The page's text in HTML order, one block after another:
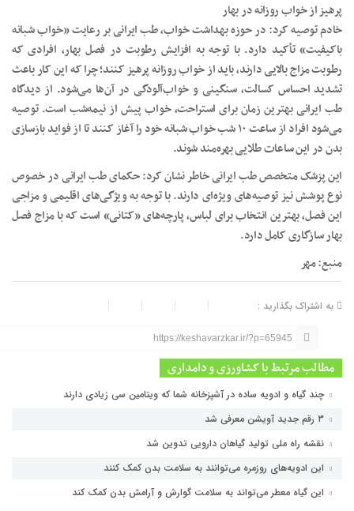
پرهیز از خواب روزانه در بهار
خادم توصیه کرد: در حوزه بهداشت خواب، طب ایرانی بر رعایت «خواب شبانه
باکیفیت» تأکید دارد. با توجه به افزایش رطوبت در فصل بهار، افرادی که
رطوبت مزاج بالایی دارند، باید از خواب روزانه پرهیز کنند؛ چرا که این کار باعث
تشدید احساس کسالت، سنگینی و خواب‌آلودگی در آن‌ها می‌شود. از دیدگاه
طب ایرانی بهترین زمان برای استراحت، خواب پیش از نیمه‌شب است. توصیه
می‌شود افراد از ساعت ۱۰ شب خواب شبانه خود را آغاز کنند تا از فواید بازسازی
بدن در این ساعات طلایی بهره‌مند شوند.
این پزشک متخصص طب ایرانی خاطر نشان کرد: حکمای طب ایرانی در خصوص
نوع پوشش نیز توصیه‌های ویژه‌ای دارند. با توجه به ویژگی‌های اقلیمی و مزاجی
این فصل، بهترین انتخاب برای لباس، پارچه‌های «کتانی» است که با مزاج فصل
بهار سازگاری کامل دارد.
منبع: مهر
به اشتراک بگذارید :
https://keshavarzkar.ir/?p=65945
مطالب مرتبط با کشاورزی و دامداری
چند گیاه و ادویه ساده در آشپزخانه شما که ویتامین سی زیادی دارند
نقشه راه ملی تولید گیاهان دارویی تدوین شد
این ادویه‌های روزمره می‌توانند به سلامت بدن کمک کنند
این گیاه معطر می‌تواند به سلامت گوارش و آرامش بدن کمک کند